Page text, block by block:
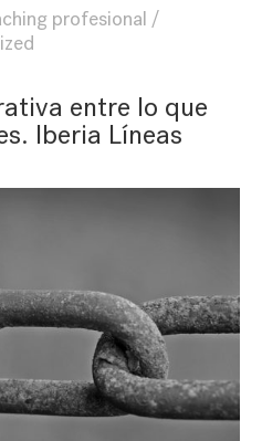
profesional
entre lo que
Iberia Líneas